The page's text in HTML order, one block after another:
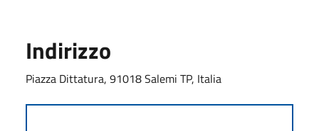
Indirizzo
Piazza Dittatura, 91018 Salemi TP, Italia